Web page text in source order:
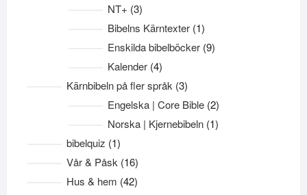
NT+ 33
produkter
Bibelns Kärntexter 11
produkt
Enskilda bibelböcker 99
Kalender 44
produkter
Kärnbibeln på fler språk 33
produkter
Engelska | Core Bible 22
produkter
Norska | Kjernebibeln 11
bibelquiz 11
produkt
Vår & Påsk 1616
produkter
Hus & hem 4242